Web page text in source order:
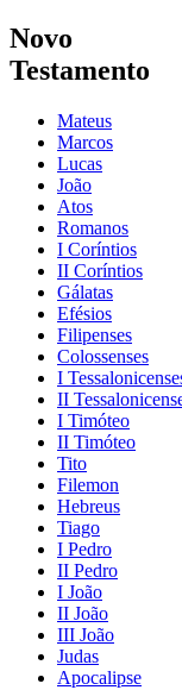
Novo
Testamento
Mateus
Marcos
Lucas
João
Atos
Romanos
I Coríntios
II Coríntios
Gálatas
Efésios
Filipenses
Colossenses
I
II
I Timóteo
II Timóteo
Tito
Filemon
Hebreus
Tiago
I Pedro
II Pedro
I João
II João
III João
Judas
Apocalipse